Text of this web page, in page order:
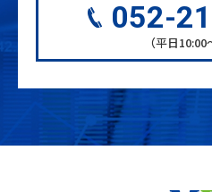
052-
（平日10:00